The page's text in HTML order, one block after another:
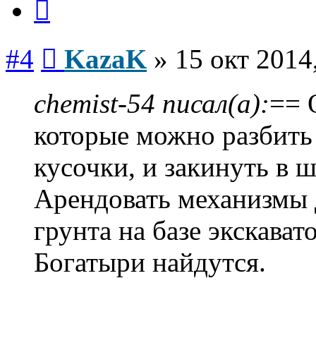
#4 KazaK » 15 окт
chemist-54 писал(а):==
которые можно
кусочки, и закинуть в
Арендовать механизмы
грунта на базе
Богатыри найдутся.